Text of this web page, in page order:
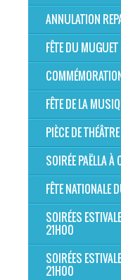
ANNULATION
FÊTE DU
FÊTE DE LA
PIÈCE DE
SOIRÉE PAËLLA
FÊTE NATIONALE
SOIRÉES
21H00
SOIRÉES
21H00